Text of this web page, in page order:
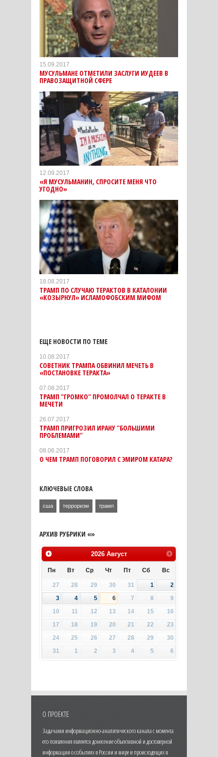
15.09.2017
МУСУЛЬМАНЕ ОТМЕТИЛИ ЗАСЛУГИ ИУДЕЕВ В
ПРАВОЗАЩИТНОЙ СФЕРЕ
12.09.2017
«Я МУСУЛЬМАНИН, СПРОСИТЕ МЕНЯ ЧТО
УГОДНО»
18.08.2017
ТРАМП ПО СЛУЧАЮ ТЕРАКТОВ В КАТАЛОНИИ
«КОЗЫРНУЛ» ИСЛАМОФОБСКИМ МИФОМ
ЕЩЕ НОВОСТИ ПО ТЕМЕ
10.08.2017
CОВЕТНИК ТРАМПА ОБВИНИЛ МЕЧЕТЬ В
«ПОСТАНОВКЕ ТЕРАКТА»
07.08.2017
ТРАМП "ГРОМКО" ПРОМОЛЧАЛ О ТЕРАКТЕ В
МЕЧЕТИ
26.07.2017
ТРАМП ПРИГРОЗИЛ ИРАНУ "БОЛЬШИМИ
ПРОБЛЕМАМИ"
08.06.2017
О ЧЕМ ТРАМП ПОГОВОРИЛ С ЭМИРОМ КАТАРА?
КЛЮЧЕВЫЕ СЛОВА
сша терроризм трамп
АРХИВ РУБРИКИ «»
2026 Август
Пн Вт Ср Чт Пт Сб Вс
27 28 29 30 31 1
2
3
4 5 6 7 8
9
10
11 12 13 14 15
16
17
18 19 20 21 22
23
24
25 26 27 28 29
30
31
1 2 3 4 5 6
О ПРОЕКТЕ
Задачами информационно-аналитического канала с момента
его появления является донесение объективной и достоверной
информации о событиях в России и мире и происходящих в